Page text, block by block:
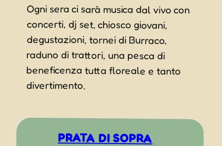
Ogni sera ci sarà musica dal vivo con
concerti, dj set, chiosco giovani,
degustazioni, tornei di Burraco,
raduno di trattori, una pesca di
beneficenza tutta floreale e tanto
divertimento.
PRATA DI SOPRA